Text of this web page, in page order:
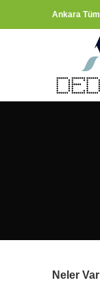
Ankara
Neler Var